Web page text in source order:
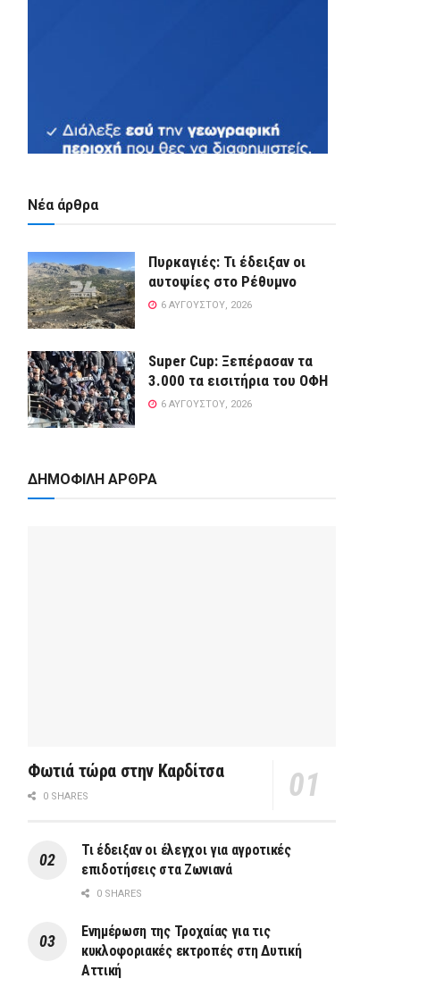
Νέα άρθρα
Πυρκαγιές: Τι έδειξαν οι
αυτοψίες στο Ρέθυμνο
6 ΑΥΓΟΎΣΤΟΥ, 2026
Super Cup: Ξεπέρασαν τα
3.000 τα εισιτήρια του ΟΦΗ
6 ΑΥΓΟΎΣΤΟΥ, 2026
ΔΗΜΟΦΙΛΗ ΑΡΘΡΑ
Φωτιά τώρα στην Καρδίτσα
0 SHARES
Τι έδειξαν οι έλεγχοι για αγροτικές
επιδοτήσεις στα Ζωνιανά
0 SHARES
Ενημέρωση της Τροχαίας για τις
κυκλοφοριακές εκτροπές στη Δυτική
Αττική